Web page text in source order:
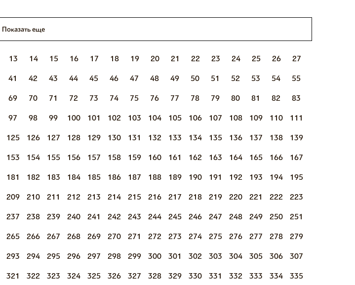
Показать еще
13 14 15 16 17 18 19 20 21 22 23 24 25 26 27
41 42 43 44 45 46 47 48 49 50 51 52 53 54 55
69 70 71 72 73 74 75 76 77 78 79 80 81 82 83
97 98 99 100 101 102 103 104 105 106 107 108 109 110 111
125 126 127 128 129 130 131 132 133 134 135 136 137 138 139
153 154 155 156 157 158 159 160 161 162 163 164 165 166 167
181 182 183 184 185 186 187 188 189 190 191 192 193 194 195
209 210 211 212 213 214 215 216 217 218 219 220 221 222 223
237 238 239 240 241 242 243 244 245 246 247 248 249 250 251
265 266 267 268 269 270 271 272 273 274 275 276 277 278 279
293 294 295 296 297 298 299 300 301 302 303 304 305 306 307
321 322 323 324 325 326 327 328 329 330 331 332 333 334 335